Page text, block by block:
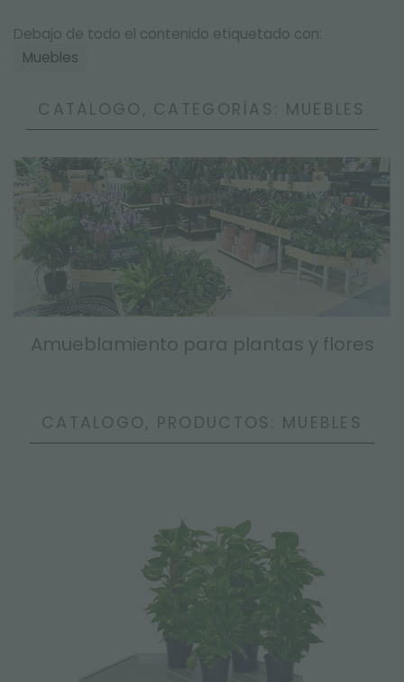
Debajo de todo el contenido etiquetado con:
Muebles
CATALOGO, CATEGORÍAS: MUEBLES
Amueblamiento para plantas y flores
CATALOGO, PRODUCTOS: MUEBLES